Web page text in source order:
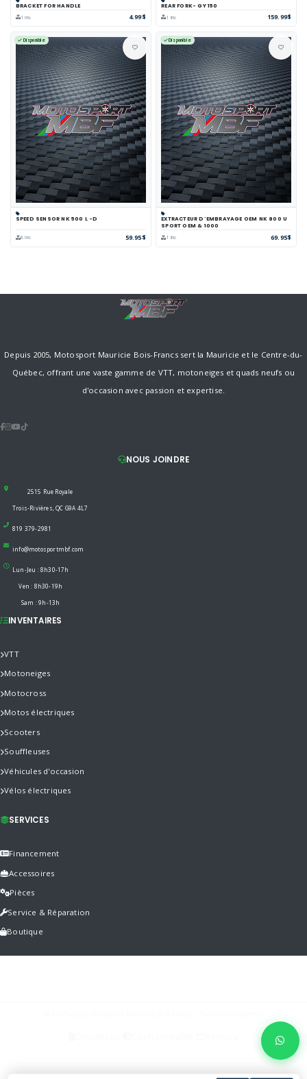
BRACKET FOR HANDLE
1 inv. 4.99$
REAR FORK- GY 150
1 inv. 159.99$
Disponible
SPEED SENSOR NK 500 L -D
8 inv. 59.95$
Disponible
EXTRACTEUR D'EMBRAYAGE OEM NK 800 U
SPORT OEM & 1000
1 inv. 69.95$
Depuis 2005, Motosport Mauricie Bois-Francs sert la Mauricie et le Centre-du-
Québec, offrant une vaste gamme de VTT, motoneiges et quads neufs ou
d'occasion avec passion et expertise.
NOUS JOINDRE
2515 Rue Royale
Trois-Rivières, QC G9A 4L7
819 379-2981
info@motosportmbf.com
Lun-Jeu : 8h30-17h
Ven : 8h30-19h
Sam : 9h-13h
INVENTAIRES
VTT
Motoneiges
Motocross
Motos électriques
Scooters
Souffleuses
Véhicules d'occasion
Vélos électriques
SERVICES
Financement
Accessoires
Pièces
Service & Réparation
Boutique